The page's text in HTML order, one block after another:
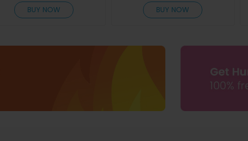
BUY NOW
BUY NOW